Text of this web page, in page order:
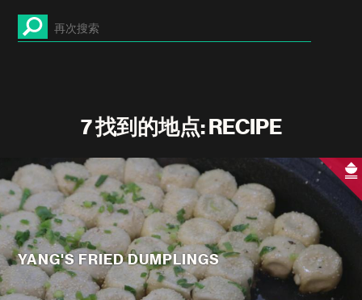
7 找到的地点: RECIPE
YANG'S FRIED DUMPLINGS